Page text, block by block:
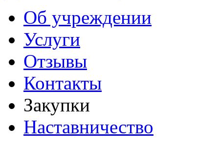
Об учреждении
Услуги
Отзывы
Контакты
Закупки
Наставничество